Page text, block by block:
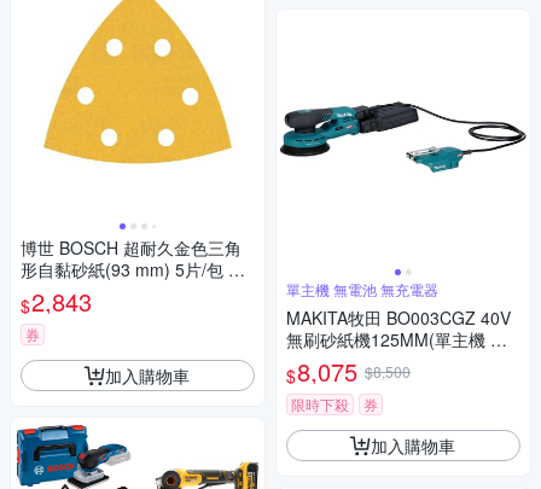
博世 BOSCH 超耐久金色三角
形自黏砂紙(93 mm) 5片/包 G1
80
$2,843
券
加入購物車
單主機 無電池 無充電器
MAKITA牧田 BO003CGZ 40V
無刷砂紙機125MM(單主機 無
電池 無充電器)
$8,075 $8,500
限時下殺
券
加入購物車